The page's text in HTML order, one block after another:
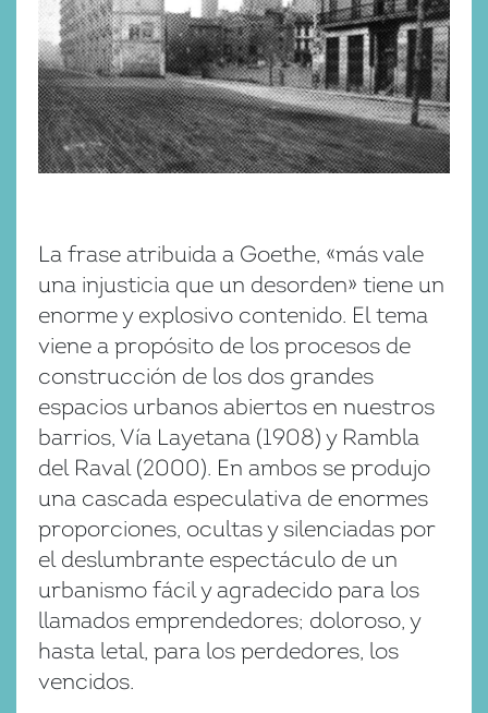
La frase atribuida a Goethe, «más vale
una injusticia que un desorden» tiene un
enorme y explosivo contenido. El tema
viene a propósito de los procesos de
construcción de los dos grandes
espacios urbanos abiertos en nuestros
barrios, Vía Layetana (1908) y Rambla
del Raval (2000). En ambos se produjo
una cascada especulativa de enormes
proporciones, ocultas y silenciadas por
el deslumbrante espectáculo de un
urbanismo fácil y agradecido para los
llamados emprendedores; doloroso, y
hasta letal, para los perdedores, los
vencidos.